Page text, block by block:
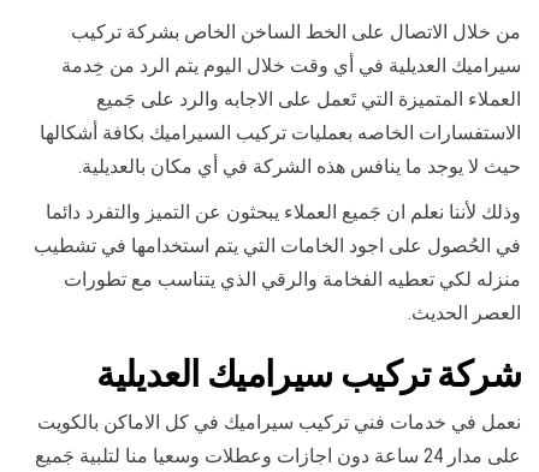
من خلال الاتصال على الخط الساخن الخاص بشركة تركيب
سيراميك العديلية في أي وقت خلال اليوم يتم الرد من خِدمة
العملاء المتميزة التي تَعمل على الاجابه والرد على جَميع
الاستفسارات الخاصه بعمليات تركيب السيراميك بكافة أشكالها
حيث لا يوجد ما ينافس هذه الشركة في أي مكان بالعديلية.
وذلك لأننا نعلم ان جَميع العملاء يبحثون عن التميز والتفرد دائما
في الحُصول على اجود الخامات التي يتم استخدامها في تشطيب
منزله لكي تعطيه الفخامة والرقي الذي يتناسب مع تطورات
العصر الحديث.
شركة تركيب سيراميك العديلية
نعمل في خدمات فني تركيب سيراميك في كل الاماكن بالكويت
على مدار 24 ساعة دون اجازات وعطلات وسعيا منا لتلبية جَميع